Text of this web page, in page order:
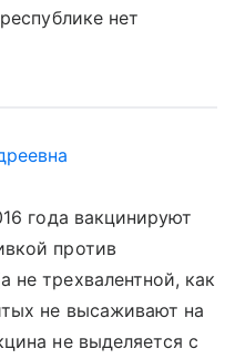
нет
года вакцинируют
против
не трехвалентной, как
не высаживают на
не выделяется с